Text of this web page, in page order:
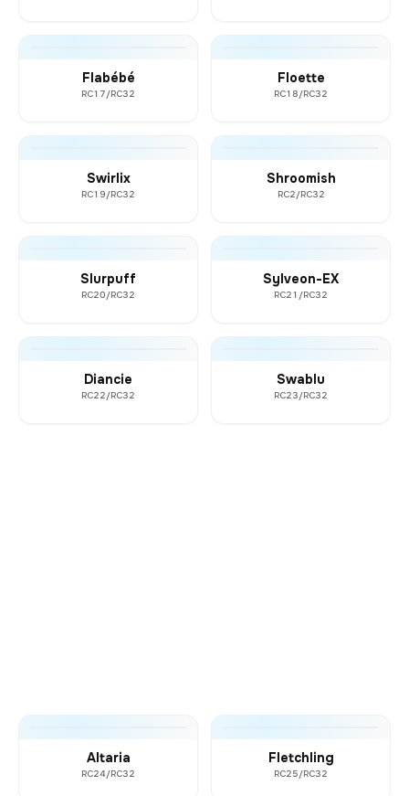
Flabébé
RC17/RC32
Floette
RC18/RC32
Swirlix
RC19/RC32
Shroomish
RC2/RC32
Slurpuff
RC20/RC32
Sylveon-EX
RC21/RC32
Diancie
RC22/RC32
Swablu
RC23/RC32
Altaria
RC24/RC32
Fletchling
RC25/RC32